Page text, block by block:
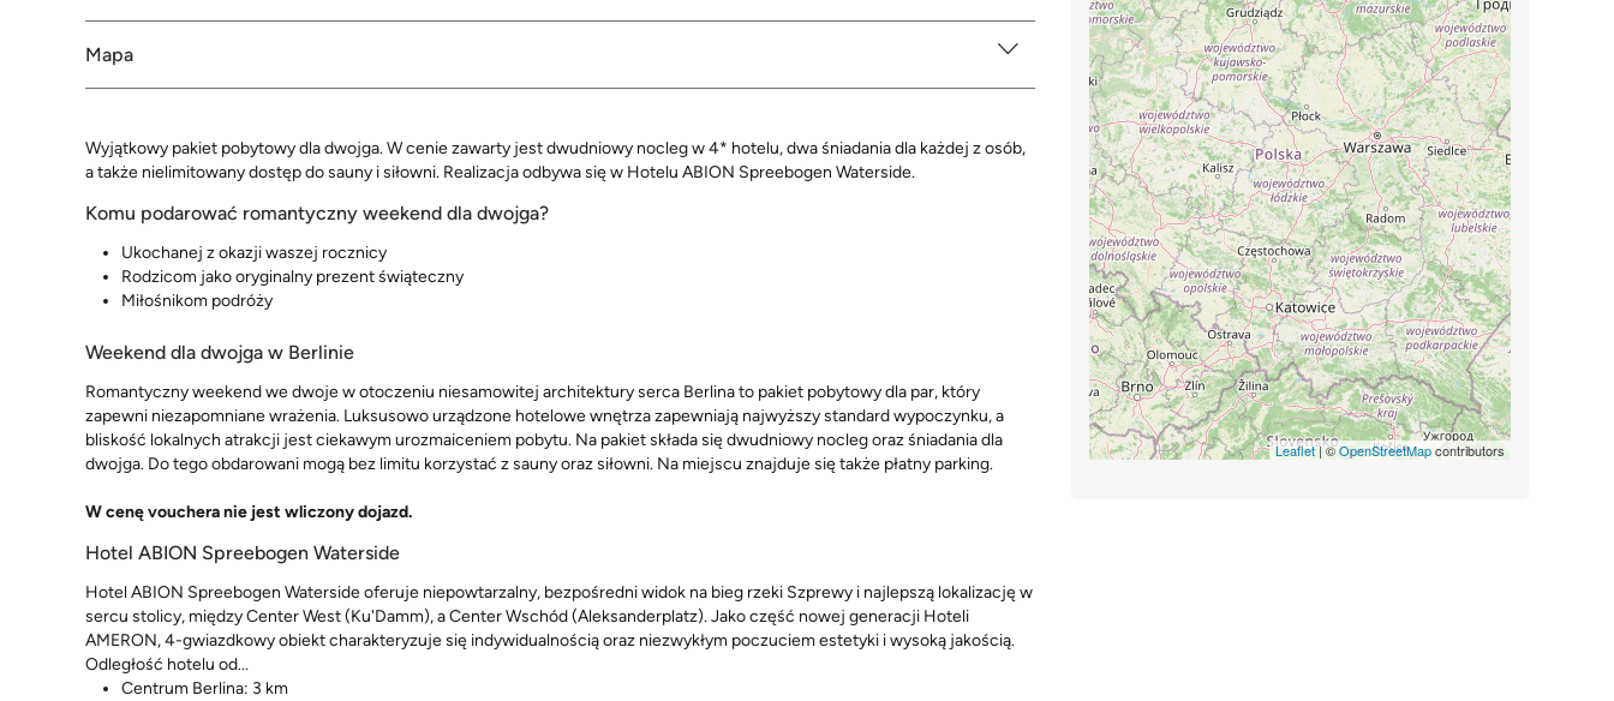
Mapa
Wyjątkowy pakiet pobytowy dla dwojga. W cenie zawarty jest dwudniowy nocleg w 4* hotelu, dwa śniadania dla każdej z osób,
a także nielimitowany dostęp do sauny i siłowni. Realizacja odbywa się w Hotelu ABION Spreebogen Waterside.
Komu podarować romantyczny weekend dla dwojga?
Ukochanej z okazji waszej rocznicy
Rodzicom jako oryginalny prezent świąteczny
Miłośnikom podróży
Weekend dla dwojga w Berlinie
Romantyczny weekend we dwoje w otoczeniu niesamowitej architektury serca Berlina to pakiet pobytowy dla par, który
zapewni niezapomniane wrażenia. Luksusowo urządzone hotelowe wnętrza zapewniają najwyższy standard wypoczynku, a
bliskość lokalnych atrakcji jest ciekawym urozmaiceniem pobytu. Na pakiet składa się dwudniowy nocleg oraz śniadania dla
dwojga. Do tego obdarowani mogą bez limitu korzystać z sauny oraz siłowni. Na miejscu znajduje się także płatny parking.
W cenę vouchera nie jest wliczony dojazd.
Hotel ABION Spreebogen Waterside
Hotel ABION Spreebogen Waterside oferuje niepowtarzalny, bezpośredni widok na bieg rzeki Szprewy i najlepszą lokalizację w
sercu stolicy, między Center West (Ku'Damm), a Center Wschód (Aleksanderplatz). Jako część nowej generacji Hoteli
AMERON, 4-gwiazdkowy obiekt charakteryzuje się indywidualnością oraz niezwykłym poczuciem estetyki i wysoką jakością.
Odległość hotelu od...
Centrum Berlina: 3 km
Leaflet| ©OpenStreetMapcontributors